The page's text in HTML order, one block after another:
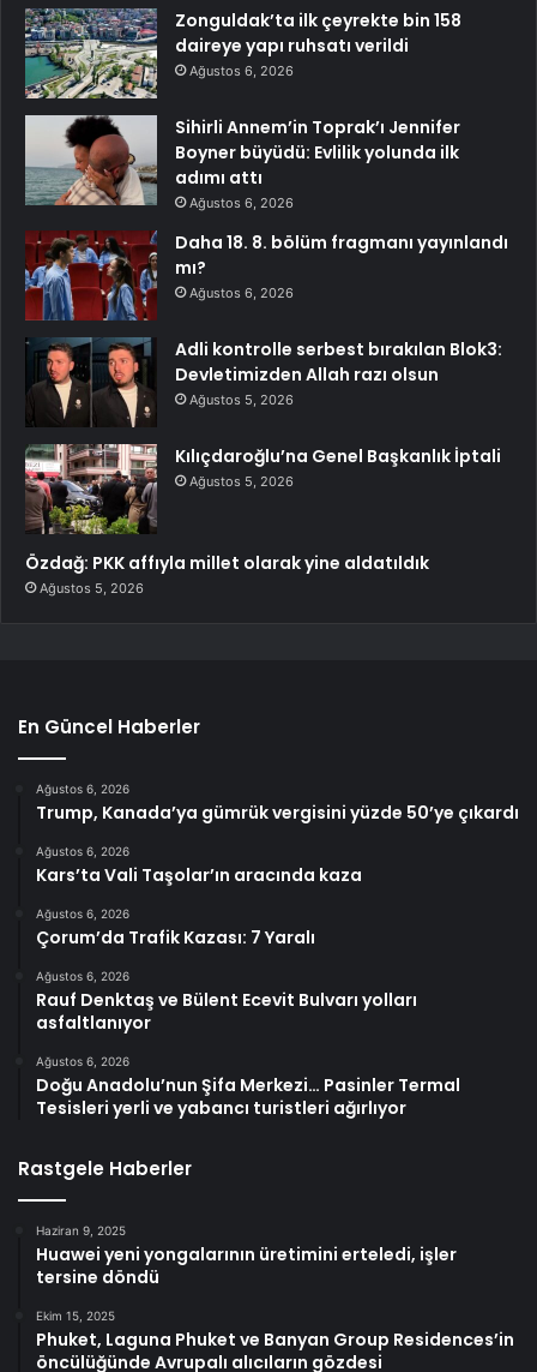
Zonguldak’ta ilk çeyrekte bin 158
daireye yapı ruhsatı verildi
Ağustos 6, 2026
Sihirli Annem’in Toprak’ı Jennifer
Boyner büyüdü: Evlilik yolunda ilk
adımı attı
Ağustos 6, 2026
Daha 18. 8. bölüm fragmanı yayınlandı
mı?
Ağustos 6, 2026
Adli kontrolle serbest bırakılan Blok3:
Devletimizden Allah razı olsun
Ağustos 5, 2026
Kılıçdaroğlu’na Genel Başkanlık İptali
Ağustos 5, 2026
Özdağ: PKK affıyla millet olarak yine aldatıldık
Ağustos 5, 2026
En Güncel Haberler
Ağustos 6, 2026
Trump, Kanada’ya gümrük vergisini yüzde 50’ye çıkardı
Ağustos 6, 2026
Kars’ta Vali Taşolar’ın aracında kaza
Ağustos 6, 2026
Çorum’da Trafik Kazası: 7 Yaralı
Ağustos 6, 2026
Rauf Denktaş ve Bülent Ecevit Bulvarı yolları
asfaltlanıyor
Ağustos 6, 2026
Doğu Anadolu’nun Şifa Merkezi… Pasinler Termal
Tesisleri yerli ve yabancı turistleri ağırlıyor
Rastgele Haberler
Haziran 9, 2025
Huawei yeni yongalarının üretimini erteledi, işler
tersine döndü
Ekim 15, 2025
Phuket, Laguna Phuket ve Banyan Group Residences’in
öncülüğünde Avrupalı alıcıların gözdesi